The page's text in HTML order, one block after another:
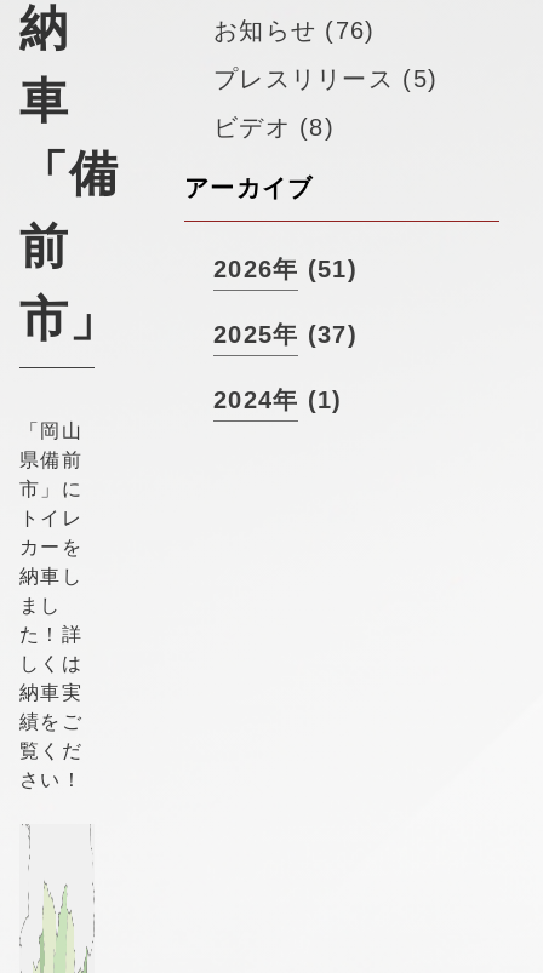
新着情報
採用情報
納
車
「備
前
市」
「岡山
県備前
市」に
トイレ
カーを
納車し
まし
た！詳
しくは
納車実
績をご
覧くだ
さい！
お知らせ (76)
プレスリリース (5)
ビデオ (8)
アーカイブ
2026年 (51)
2025年 (37)
2024年 (1)